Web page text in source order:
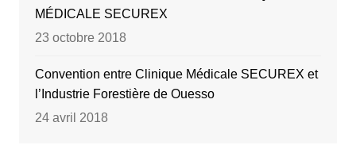
MÉDICALE SECUREX
23 octobre 2018
Convention entre Clinique Médicale SECUREX et
l’Industrie Forestière de Ouesso
24 avril 2018